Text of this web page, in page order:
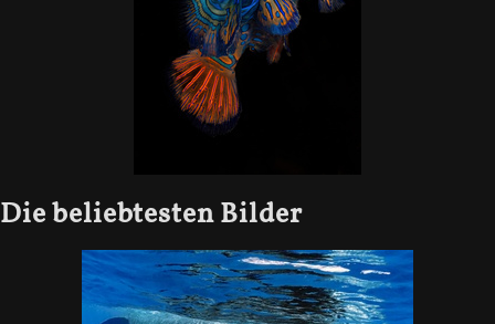
Die beliebtesten Bilder